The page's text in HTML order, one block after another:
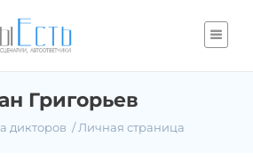
Григорьев
дикторов Личная страница